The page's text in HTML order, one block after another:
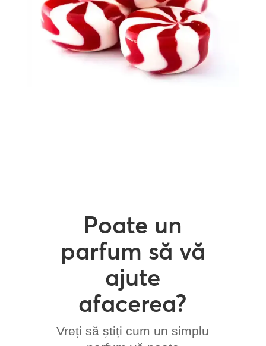
Poate un
parfum să vă
ajute
afacerea?
Vreți să știți cum un simplu